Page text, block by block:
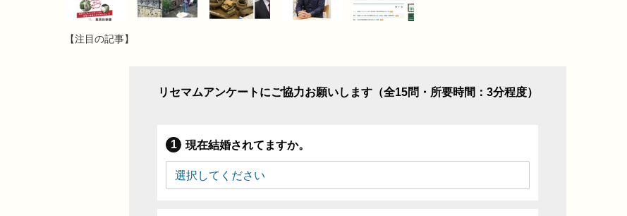
【注目の記事】
リセマムアンケートにご協力お願いします（全15問・所要時間：3分程度）
現在結婚されてますか。